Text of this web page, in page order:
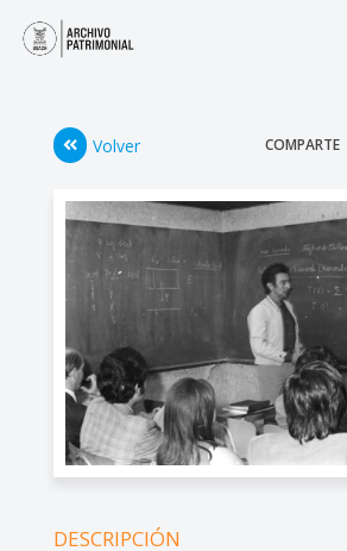
Volver COMPARTE
DESCRIPCIÓN